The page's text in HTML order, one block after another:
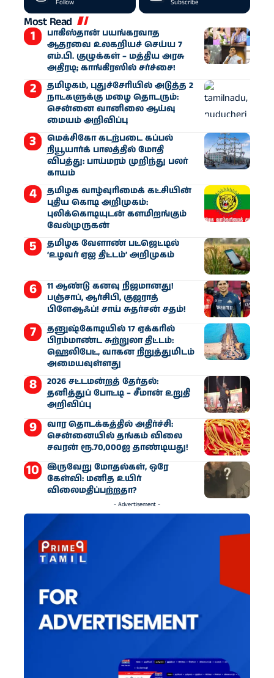
Follow Subscribe
Most Read
பாகிஸ்தான் பயங்கரவாத
ஆதரவை உலகறியச் செய்ய 7
எம்.பி. குழுக்கள் – மத்திய அரசு
அதிரடி; காங்கிரஸில் சர்ச்சை!
தமிழகம், புதுச்சேரியில் அடுத்த 2
நாட்களுக்கு மழை தொடரும்:
சென்னை வானிலை ஆய்வு
மையம் அறிவிப்பு
மெக்சிகோ கடற்படை கப்பல்
நியூயார்க் பாலத்தில் மோதி
விபத்து: பாய்மரம் முறிந்து பலர்
காயம்
தமிழக வாழ்வுரிமைக் கட்சியின்
புதிய கொடி அறிமுகம்:
புலிக்கொடியுடன் களமிறங்கும்
வேல்முருகன்
தமிழக வேளாண் பட்ஜெட்டில்
‘உழவர் ஏஐ திட்டம்’ அறிமுகம்
11 ஆண்டு கனவு நிஜமானது!
பஞ்சாப், ஆர்சிபி, குஜராத்
பிளேஆஃப்! சாய் சுதர்சன் சதம்!
தனுஷ்கோடியில் 17 ஏக்கரில்
பிரம்மாண்ட சுற்றுலா திட்டம்:
ஹெலிபேட், வாகன நிறுத்துமிடம்
அமையவுள்ளது
2026 சட்டமன்றத் தேர்தல்:
தனித்துப் போட்டி – சீமான் உறுதி
அறிவிப்பு
வார தொடக்கத்தில் அதிர்ச்சி:
சென்னையில் தங்கம் விலை
சவரன் ரூ.70,000ஐ தாண்டியது!
இருவேறு மோதல்கள், ஒரே
கேள்வி: மனித உயிர்
விலைமதிப்பற்றதா?
- Advertisement -